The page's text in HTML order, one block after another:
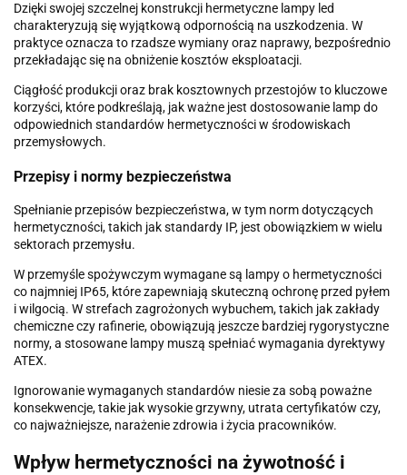
Dzięki swojej szczelnej konstrukcji hermetyczne lampy led
charakteryzują się wyjątkową odpornością na uszkodzenia. W
praktyce oznacza to rzadsze wymiany oraz naprawy, bezpośrednio
przekładając się na obniżenie kosztów eksploatacji.
Ciągłość produkcji oraz brak kosztownych przestojów to kluczowe
korzyści, które podkreślają, jak ważne jest dostosowanie lamp do
odpowiednich standardów hermetyczności w środowiskach
przemysłowych.
Przepisy i normy bezpieczeństwa
Spełnianie przepisów bezpieczeństwa, w tym norm dotyczących
hermetyczności, takich jak standardy IP, jest obowiązkiem w wielu
sektorach przemysłu.
W przemyśle spożywczym wymagane są lampy o hermetyczności
co najmniej IP65, które zapewniają skuteczną ochronę przed pyłem
i wilgocią. W strefach zagrożonych wybuchem, takich jak zakłady
chemiczne czy rafinerie, obowiązują jeszcze bardziej rygorystyczne
normy, a stosowane lampy muszą spełniać wymagania dyrektywy
ATEX.
Ignorowanie wymaganych standardów niesie za sobą poważne
konsekwencje, takie jak wysokie grzywny, utrata certyfikatów czy,
co najważniejsze, narażenie zdrowia i życia pracowników.
Wpływ hermetyczności na żywotność i